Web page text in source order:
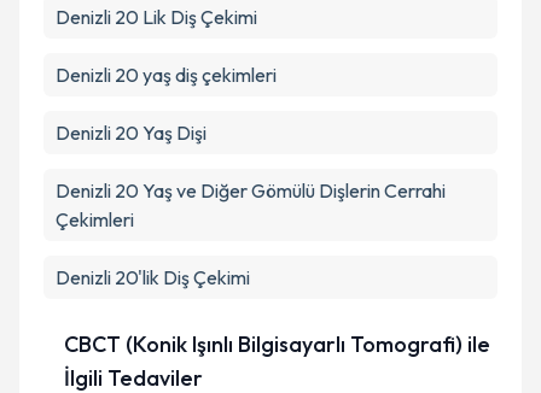
Denizli 20 Lik Diş Çekimi
Denizli 20 yaş diş çekimleri
Denizli 20 Yaş Dişi
Denizli 20 Yaş ve Diğer Gömülü Dişlerin Cerrahi
Çekimleri
Denizli 20'lik Diş Çekimi
CBCT (Konik Işınlı Bilgisayarlı Tomografi) ile
İlgili Tedaviler